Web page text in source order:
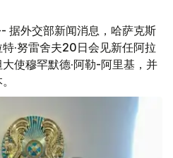
据外交部新闻消息，哈萨克斯
·努雷舍夫20日会见新任阿拉
使穆罕默德·阿勒-阿里基，并